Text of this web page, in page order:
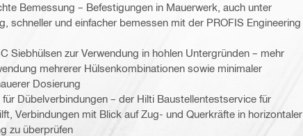
Bemessung – Befestigungen in Mauerwerk, auch unter
schneller und einfacher bemessen mit der PROFIS Engineering
Siebhülsen zur Verwendung in hohlen Untergründen – mehr
mehrerer Hülsenkombinationen sowie minimaler
Dosierung
Dübelverbindungen – der Hilti Baustellentestservice für
Verbindungen mit Blick auf Zug- und Querkräfte in horizontaler
zu überprüfen